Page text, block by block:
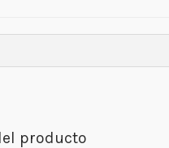
producto